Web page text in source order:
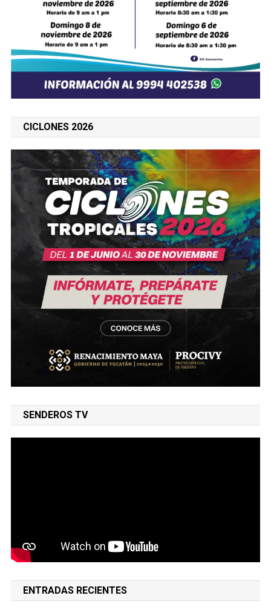
CICLONES 2026
SENDEROS TV
ENTRADAS RECIENTES